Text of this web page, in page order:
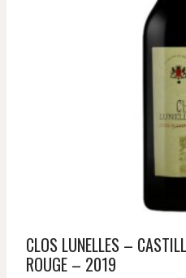
CLOS LUNELLES –
ROUGE – 2019